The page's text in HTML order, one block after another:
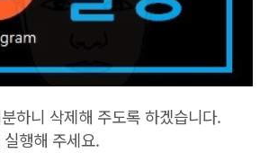
하니 삭제해 주도록 하겠습니다.
행해 주세요.